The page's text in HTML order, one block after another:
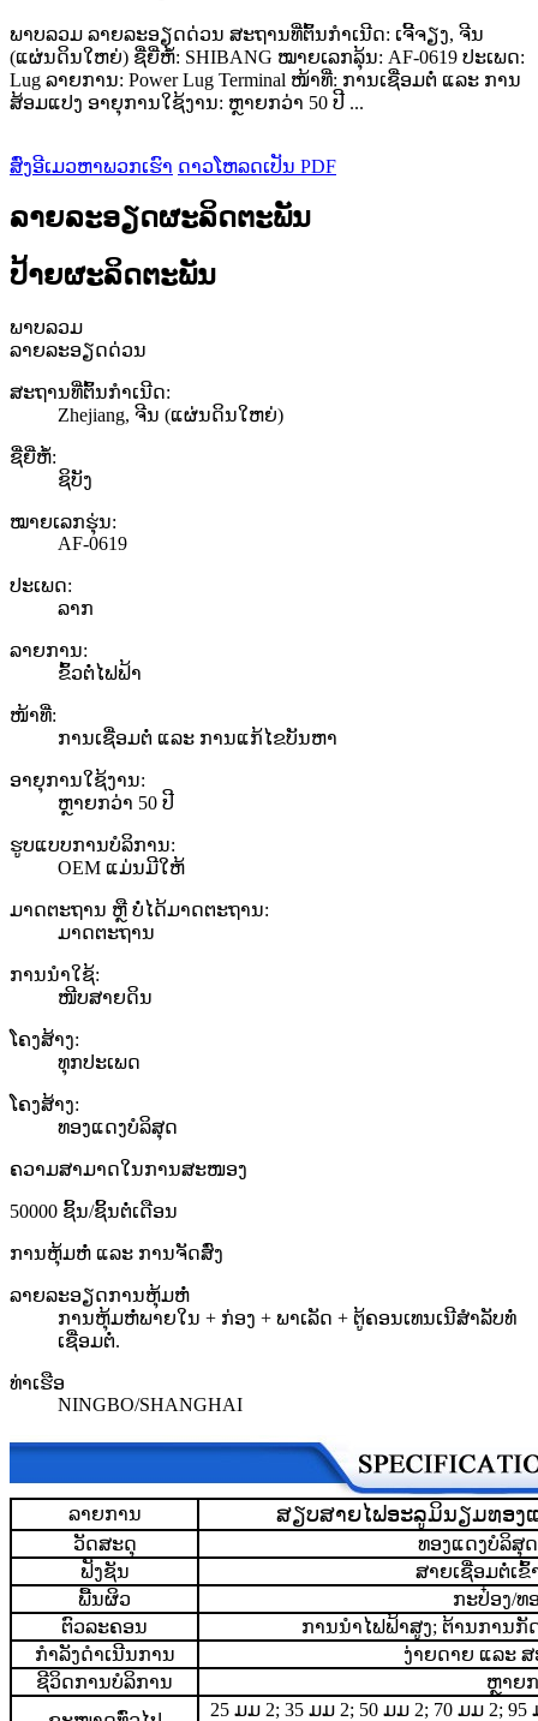
ພາບລວມ ລາຍລະອຽດດ່ວນ ສະຖານທີ່ຕົ້ນກຳເນີດ: ເຈີ້ຈຽງ, ຈີນ
(ແຜ່ນດິນໃຫຍ່) ຊື່ຍີ່ຫໍ້: SHIBANG ໝາຍເລກລຸ້ນ: AF-0619 ປະເພດ:
Lug ລາຍການ: Power Lug Terminal ໜ້າທີ່: ການເຊື່ອມຕໍ່ ແລະ ການ
ສ້ອມແປງ ອາຍຸການໃຊ້ງານ: ຫຼາຍກວ່າ 50 ປີ ...
ສົ່ງອີເມວຫາພວກເຮົາ ດາວໂຫລດເປັນ PDF
ລາຍລະອຽດຜະລິດຕະພັນ
ປ້າຍຜະລິດຕະພັນ
ພາບລວມ
ລາຍລະອຽດດ່ວນ
ສະຖານທີ່ຕົ້ນກຳເນີດ:
Zhejiang, ຈີນ (ແຜ່ນດິນໃຫຍ່)
ຊື່ຍີ່ຫໍ້:
ຊິບັງ
ໝາຍເລກຮຸ່ນ:
AF-0619
ປະເພດ:
ລາກ
ລາຍການ:
ຂົ້ວຕໍ່ໄຟຟ້າ
ໜ້າທີ່:
ການເຊື່ອມຕໍ່ ແລະ ການແກ້ໄຂບັນຫາ
ອາຍຸການໃຊ້ງານ:
ຫຼາຍກວ່າ 50 ປີ
ຮູບແບບການບໍລິການ:
OEM ແມ່ນມີໃຫ້
ມາດຕະຖານ ຫຼື ບໍ່ໄດ້ມາດຕະຖານ:
ມາດຕະຖານ
ການນຳໃຊ້:
ໜີບສາຍດິນ
ໂຄງສ້າງ:
ທຸກປະເພດ
ໂຄງສ້າງ:
ທອງແດງບໍລິສຸດ
ຄວາມສາມາດໃນການສະໜອງ
50000 ຊິ້ນ/ຊິ້ນຕໍ່ເດືອນ
ການຫຸ້ມຫໍ່ ແລະ ການຈັດສົ່ງ
ລາຍລະອຽດການຫຸ້ມຫໍ່
ການຫຸ້ມຫໍ່ພາຍໃນ + ກ່ອງ + ພາເລັດ + ຕູ້ຄອນເທນເນີສຳລັບທໍ່
ເຊື່ອມຕໍ່.
ທ່າເຮືອ
NINGBO/SHANGHAI
ລາຍການ ສຽບສາຍໄຟອະລູມິນຽມທອງ
ວັດສະດຸ
ທອງແດງບໍລິສຸ
ຟັງຊັນ
ສາຍເຊື່ອມຕໍ່ເ
ພື້ນຜິວ
ກະປ໋ອງ/ທ
ຕົວລະຄອນ
ການນຳໄຟຟ້າສູງ; ຕ້ານການ
ກຳລັງດຳເນີນການ
ງ່າຍດາຍ ແລະ
ຊີວິດການບໍລິການ
ຫຼາຍກ
25 ມມ 2; 35 ມມ 2; 50 ມມ 2; 70 ມມ 2;